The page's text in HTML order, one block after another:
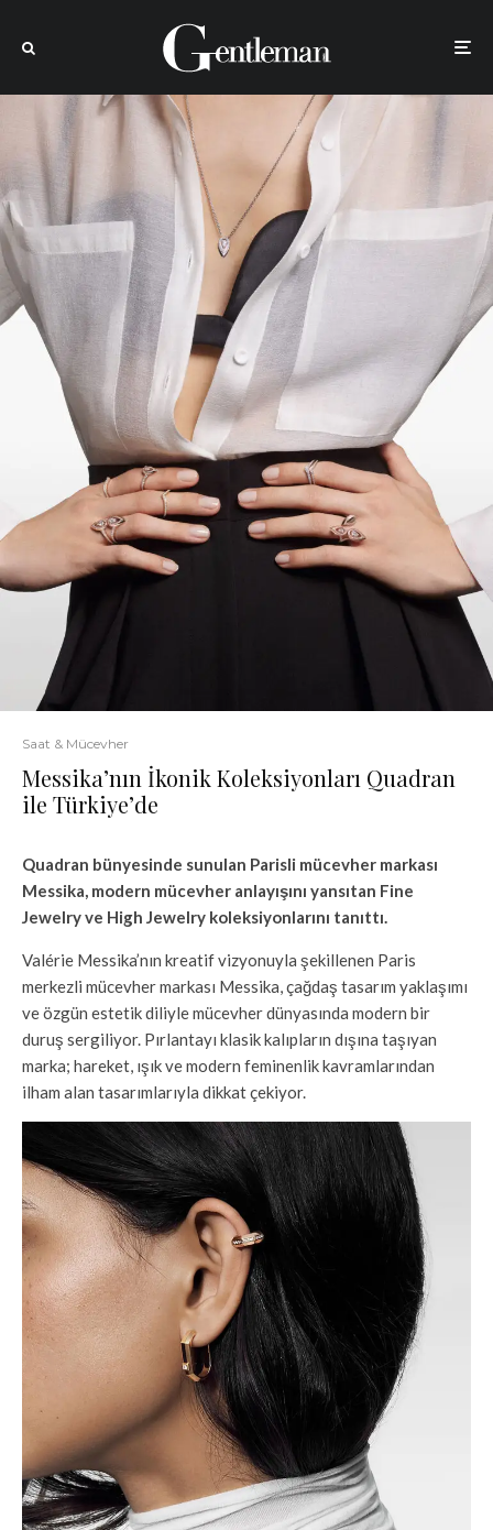
Saat & Mücevher
Messika’nın İkonik Koleksiyonları Quadran
ile Türkiye’de
Quadran bünyesinde sunulan Parisli mücevher markası
Messika, modern mücevher anlayışını yansıtan Fine
Jewelry ve High Jewelry koleksiyonlarını tanıttı.
Valérie Messika’nın kreatif vizyonuyla şekillenen Paris
merkezli mücevher markası Messika, çağdaş tasarım yaklaşımı
ve özgün estetik diliyle mücevher dünyasında modern bir
duruş sergiliyor. Pırlantayı klasik kalıpların dışına taşıyan
marka; hareket, ışık ve modern feminenlik kavramlarından
ilham alan tasarımlarıyla dikkat çekiyor.